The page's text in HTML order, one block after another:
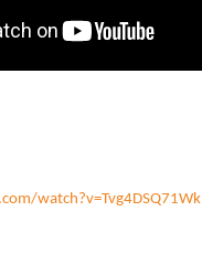
watch?v=Tvg4DSQ71Wk